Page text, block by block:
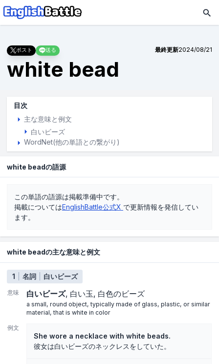
ポスト 送る 最終更新2024/08/21
white bead
目次
主な意味と例文
白いビーズ
WordNet(他の単語との繋がり)
white beadの語源
この単語の語源は掲載準備中です。
掲載についてはEnglishBattle公式X で更新情報を発信してい
ます。
white beadの主な意味と例文
1 名詞 白いビーズ
意味 白いビーズ 白い玉 白色のビーズ
a small, round object, typically made of glass, plastic, or similar
material, that is white in color
例文
She wore a necklace with white beads.
彼女は白いビーズのネックレスをしていた。